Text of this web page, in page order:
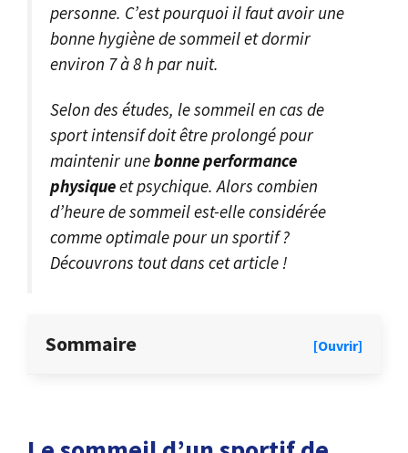
personne. C’est pourquoi il faut avoir une
bonne hygiène de sommeil et dormir
environ 7 à 8 h par nuit.
Selon des études, le sommeil en cas de
sport intensif doit être prolongé pour
maintenir unebonne performance
physiqueet psychique. Alors combien
d’heure de sommeil est-elle considérée
comme optimale pour un sportif ?
Découvrons tout dans cet article !
Sommaire [Ouvrir]